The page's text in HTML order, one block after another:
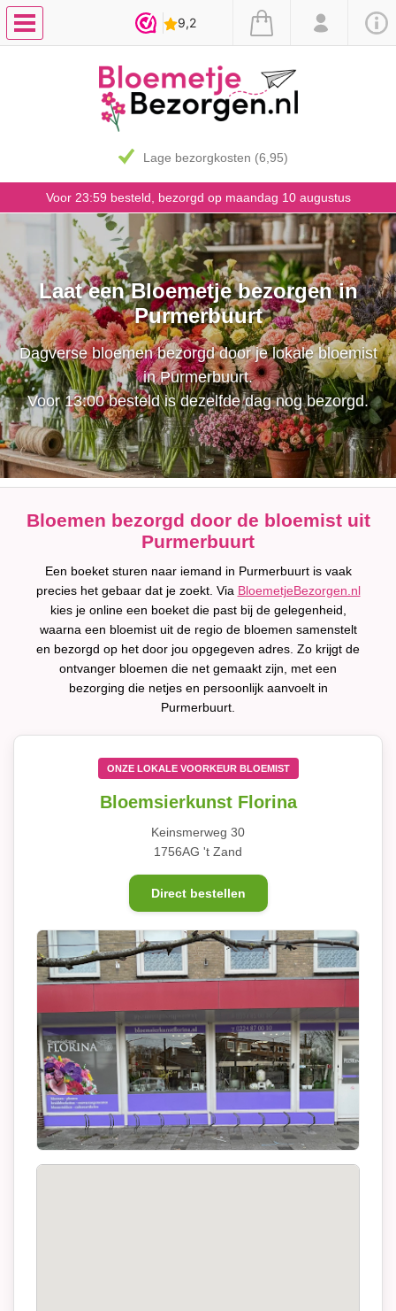
Lage bezorgkosten (6,95)
Voor 23:59 besteld, bezorgd op maandag 10 augustus
Laat een Bloemetje bezorgen in
Purmerbuurt
Dagverse bloemen bezorgd door je lokale bloemist
in Purmerbuurt.
Voor 13:00 besteld is dezelfde dag nog bezorgd.
Bloemen bezorgd door de bloemist uit
Purmerbuurt
Een boeket sturen naar iemand in Purmerbuurt is vaak
precies het gebaar dat je zoekt. Via BloemetjeBezorgen.nl
kies je online een boeket die past bij de gelegenheid,
waarna een bloemist uit de regio de bloemen samenstelt
en bezorgd op het door jou opgegeven adres. Zo krijgt de
ontvanger bloemen die net gemaakt zijn, met een
bezorging die netjes en persoonlijk aanvoelt in
Purmerbuurt.
ONZE LOKALE VOORKEUR BLOEMIST
Bloemsierkunst Florina
Keinsmerweg 30
1756AG 't Zand
Direct bestellen